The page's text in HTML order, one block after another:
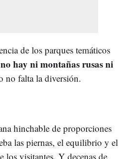
de los parques temáticos
no hay ni montañas rusas ni
no falta la diversión.
hinchable de proporciones
las piernas, el equilibrio y el
los visitantes. Y decenas de